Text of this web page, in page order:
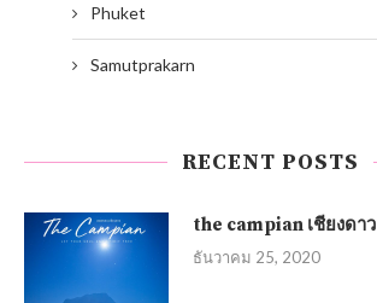
Phuket
Samutprakarn
RECENT POSTS
the campian เชียงดาว
ธันวาคม 25, 2020